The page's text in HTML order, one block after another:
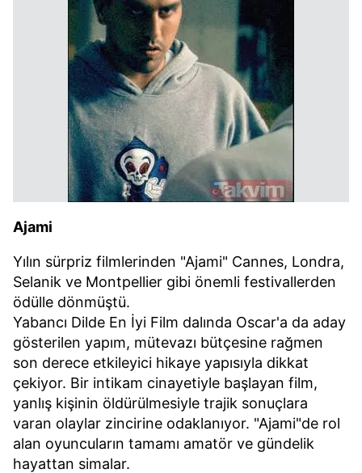
Ajami
Yılın sürpriz filmlerinden "Ajami" Cannes, Londra,
Selanik ve Montpellier gibi önemli festivallerden
ödülle dönmüştü.
Yabancı Dilde En İyi Film dalında Oscar'a da aday
gösterilen yapım, mütevazı bütçesine rağmen
son derece etkileyici hikaye yapısıyla dikkat
çekiyor. Bir intikam cinayetiyle başlayan film,
yanlış kişinin öldürülmesiyle trajik sonuçlara
varan olaylar zincirine odaklanıyor. "Ajami"de rol
alan oyuncuların tamamı amatör ve gündelik
hayattan simalar.